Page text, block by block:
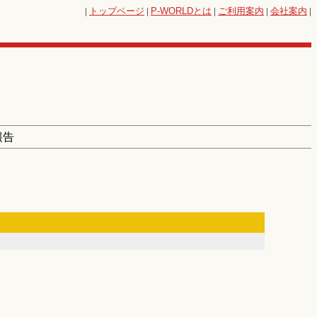
| トップページ | P-WORLDとは | ご利用案内 | 会社案内 |
告